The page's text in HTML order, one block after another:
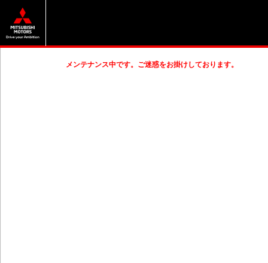
メンテナンス中です。ご迷惑をお掛けしております。